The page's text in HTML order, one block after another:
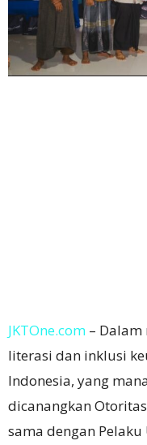
JKTOne.com –
literasi dan inklusi
Indonesia, yang
dicanangkan Otoritas
sama dengan Pelaku